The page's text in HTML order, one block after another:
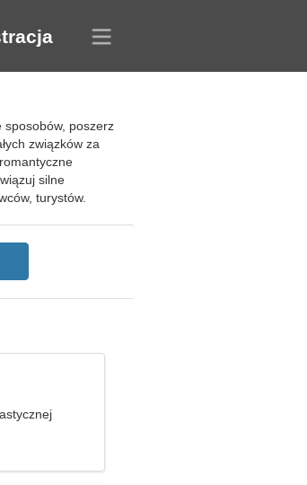
sposobów, poszerz
związków za
silne
turystów.